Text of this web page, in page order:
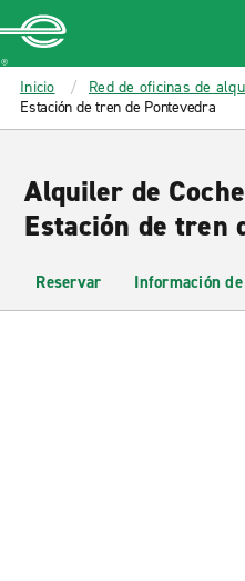
MAIN
CONTENT
Enterprise
Inicio Red de oficinas de
Estación de tren de Pontevedra
Alquiler de
Estación de tren
Reservar Información